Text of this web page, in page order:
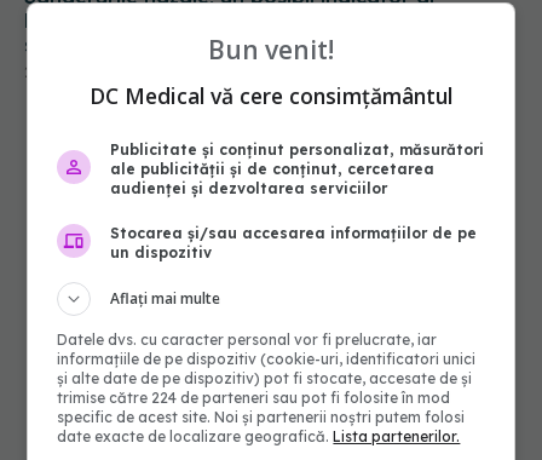
hipertensiunii nediagnosticate. Cum să oprești o
sângerare nazală și când să mergi la doctor
28 noi 2024, 18:33
Bun venit!
DC Medical vă cere consimțământul
Publicitate și conținut personalizat, măsurători
ale publicității și de conținut, cercetarea
audienței și dezvoltarea serviciilor
Stocarea și/sau accesarea informațiilor de pe
un dispozitiv
Aflați mai multe
Datele dvs. cu caracter personal vor fi prelucrate, iar
informațiile de pe dispozitiv (cookie-uri, identificatori unici
și alte date de pe dispozitiv) pot fi stocate, accesate de și
trimise către 224 de parteneri sau pot fi folosite în mod
specific de acest site. Noi și partenerii noștri putem folosi
date exacte de localizare geografică.Lista partenerilor.